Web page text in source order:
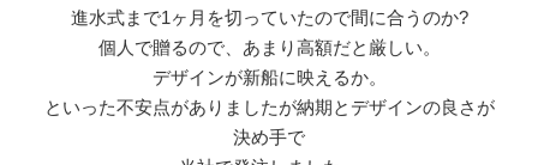
進水式まで1ヶ月を切っていたので間に合うのか?
個人で贈るので、あまり高額だと厳しい。
デザインが新船に映えるか。
といった不安点がありましたが納期とデザインの良さが
決め手で